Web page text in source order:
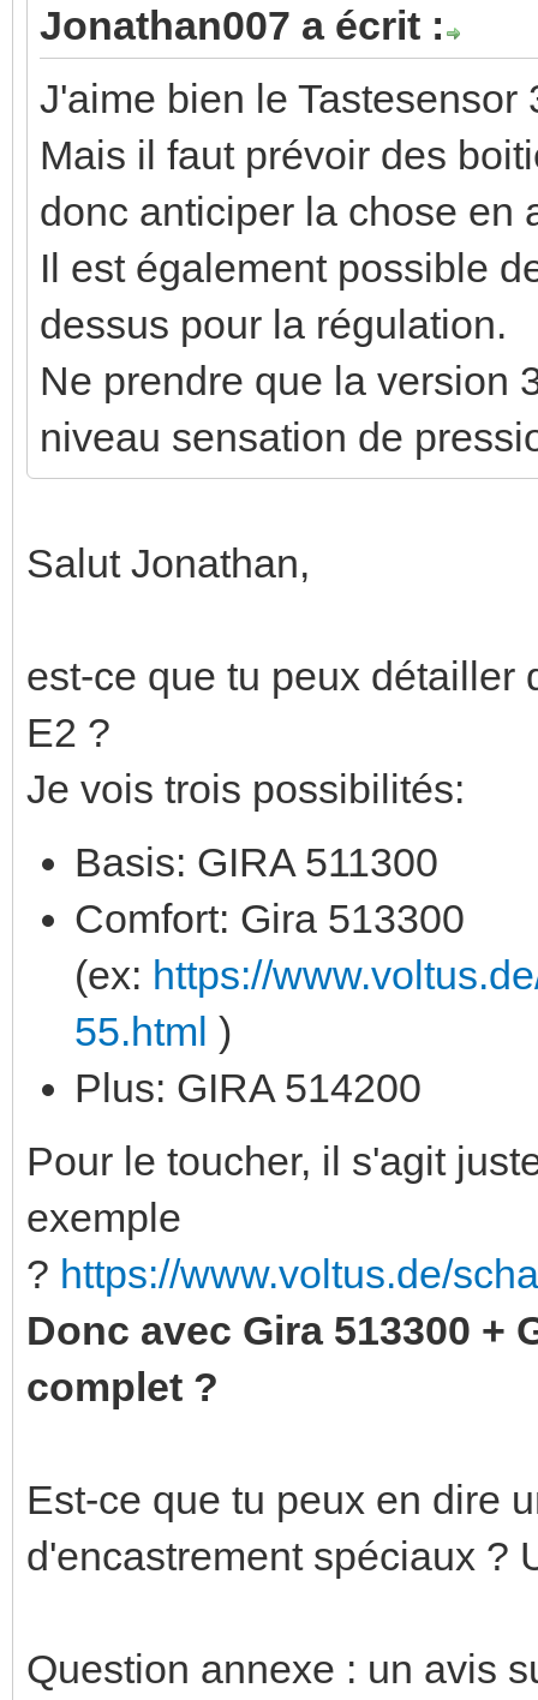
Jonathan007 a écrit :
J'aime bien le Tastesensor
Mais il faut prévoir des
donc anticiper la chose en
Il est également possible
dessus pour la régulation.
Ne prendre que la version
niveau sensation de
Salut Jonathan,
est-ce que tu peux détailler
E2 ?
Je vois trois possibilités:
Basis: GIRA 511300
Comfort: Gira 513300
(ex: https://
55.html )
Plus: GIRA 514200
Pour le toucher, il s'agit
exemple
? https://www.voltus.de/
Donc avec Gira 513300 +
complet ?
Est-ce que tu peux en dire
d'encastrement spéciaux ?
Question annexe : un avis